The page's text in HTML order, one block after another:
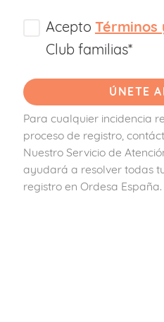
Acepto Términos
Club familias*
Para cualquier incidencia
proceso de registro,
Nuestro Servicio de
ayudará a resolver todas
registro en Ordesa España.